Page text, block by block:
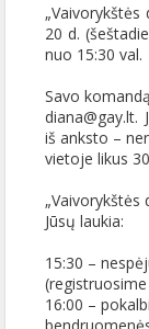
20 d.
nuo 15:30 val.
Savo
diana@gay.lt.
iš anksto –
vietoje likus
Jūsų laukia:
15:30 –
16:00 –